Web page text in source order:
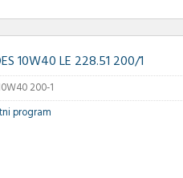
10W40 LE 228.51 200/1
200-1
program